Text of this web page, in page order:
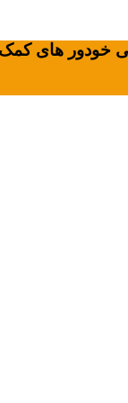
خودور های کمک